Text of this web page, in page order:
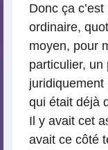
Donc ça
ordinaire,
moyen, pour
particulier, un
qui était déjà
Il y avait cet
avait ce côté